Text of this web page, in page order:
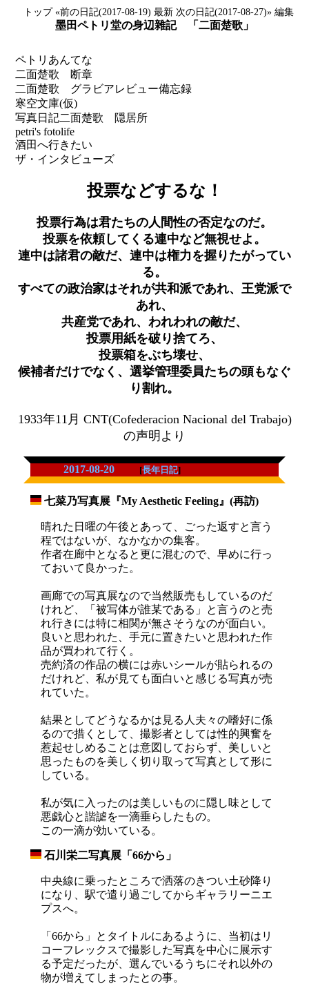
トップ «前の日記(2017-08-19) 最新 次の日記(2017-08-27)» 編集
墨田ペトリ堂の身辺雜記 「二面楚歌」
ペトリあんてな
二面楚歌 断章
二面楚歌 グラビアレビュー備忘録
寒空文庫(仮)
写真日記二面楚歌 隠居所
petri's fotolife
酒田へ行きたい
ザ・インタビューズ
投票などするな！
投票行為は君たちの人間性の否定なのだ。
投票を依頼してくる連中など無視せよ。
連中は諸君の敵だ、連中は権力を握りたがってい
る。
すべての政治家はそれが共和派であれ、王党派で
あれ、
共産党であれ、われわれの敵だ、
投票用紙を破り捨てろ、
投票箱をぶち壊せ、
候補者だけでなく、選挙管理委員たちの頭もなぐ
り割れ。
1933年11月 CNT(Cofederacion Nacional del Trabajo)
の声明より
2017-08-20 [長年日記]
七菜乃写真展『My Aesthetic Feeling』(再訪)
晴れた日曜の午後とあって、ごった返すと言う
程ではないが、なかなかの集客。
作者在廊中となると更に混むので、早めに行っ
ておいて良かった。
画廊での写真展なので当然販売もしているのだ
けれど、「被写体が誰某である」と言うのと売
れ行きには特に相関が無さそうなのが面白い。
良いと思われた、手元に置きたいと思われた作
品が買われて行く。
売約済の作品の横には赤いシールが貼られるの
だけれど、私が見ても面白いと感じる写真が売
れていた。
結果としてどうなるかは見る人夫々の嗜好に係
るので措くとして、撮影者としては性的興奮を
惹起せしめることは意図しておらず、美しいと
思ったものを美しく切り取って写真として形に
している。
私が気に入ったのは美しいものに隠し味として
悪戯心と諧謔を一滴垂らしたもの。
この一滴が効いている。
石川栄二写真展「66から」
中央線に乗ったところで洒落のきつい土砂降り
になり、駅で遣り過ごしてからギャラリーニエ
プスへ。
「66から」とタイトルにあるように、当初はリ
コーフレックスで撮影した写真を中心に展示す
る予定だったが、選んでいるうちにそれ以外の
物が増えてしまったとの事。